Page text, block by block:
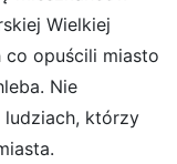
Wielkiej
co opuścili miasto
Nie
ludziach, którzy